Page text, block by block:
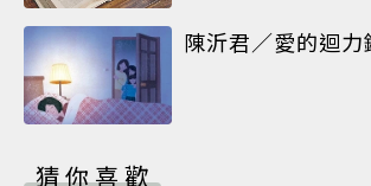
陳沂君／愛的迴力
猜你喜歡